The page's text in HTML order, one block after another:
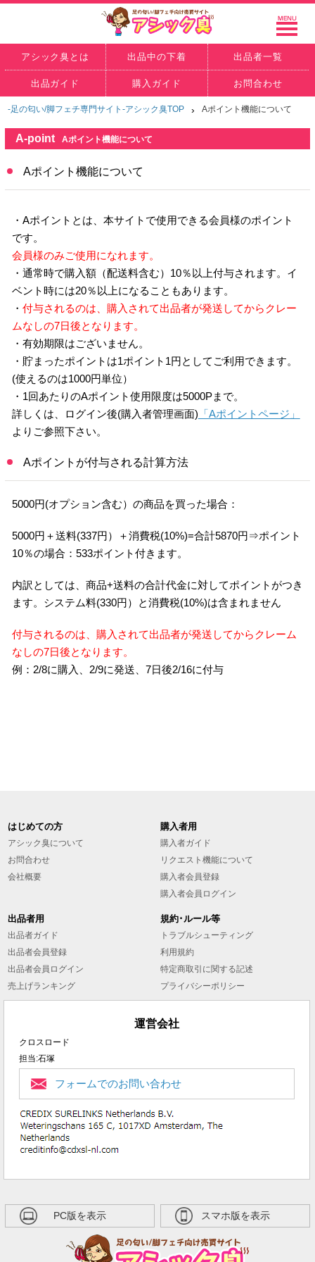
アシック臭とは 出品中の下着 出品者一覧
出品ガイド 購入ガイド お問合わせ
-足の匂い/脚フェチ専門サイト-アシック臭TOP › Aポイント機能について
A-point Aポイント機能について
Aポイント機能について
・Aポイントとは、本サイトで使用できる会員様のポイント
です。
会員様のみご使用になれます。
・通常時で購入額（配送料含む）10％以上付与されます。イ
ベント時には20％以上になることもあります。
・ 付与されるのは、購入されて出品者が発送してからクレー
ムなしの7日後となります。
・有効期限はございません。
・貯まったポイントは1ポイント1円としてご利用できます。
(使えるのは1000円単位）
・1回あたりのAポイント使用限度は5000Pまで。
詳しくは、ログイン後(購入者管理画面) 「Aポイントページ」
よりご参照下さい。
Aポイントが付与される計算方法
5000円(オプション含む）の商品を買った場合：
5000円＋送料(337円）＋消費税(10%)=合計5870円⇒ポイント
10％の場合：533ポイント付きます。
内訳としては、商品+送料の合計代金に対してポイントがつき
ます。システム料(330円）と消費税(10%)は含まれません
付与されるのは、購入されて出品者が発送してからクレーム
なしの7日後となります。
例：2/8に購入、2/9に発送、7日後2/16に付与
はじめての方
アシック臭について
お問合わせ
会社概要
購入者用
購入者ガイド
リクエスト機能について
購入者会員登録
購入者会員ログイン
出品者用
出品者ガイド
出品者会員登録
出品者会員ログイン
売上げランキング
規約･ルール等
トラブルシューティング
利用規約
特定商取引に関する記述
プライバシーポリシー
運営会社
クロスロード
担当:石塚
フォームでのお問い合わせ
PC版を表示 スマホ版を表示